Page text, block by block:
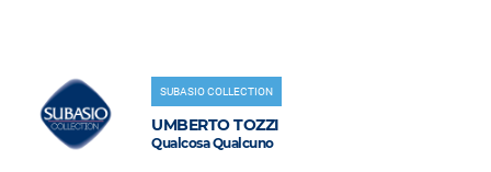
SUBASIO COLLECTION
UMBERTO TOZZI
Qualcosa Qualcuno